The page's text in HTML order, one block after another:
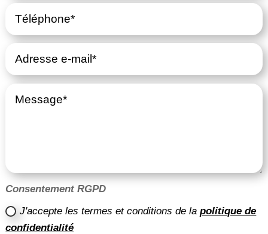
Consentement RGPD
J'accepte les termes et conditions de lapolitique de
confidentialité